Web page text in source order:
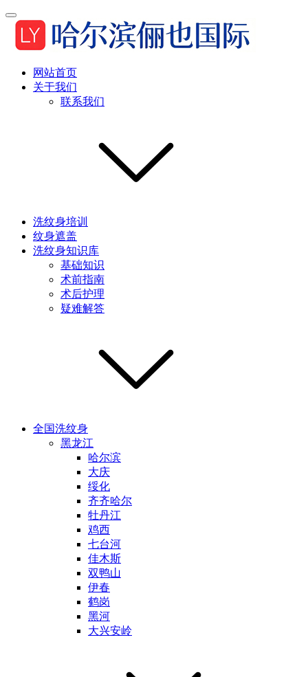
网站首页
关于我们
联系我们
洗纹身培训
纹身遮盖
洗纹身知识库
基础知识
术前指南
术后护理
疑难解答
全国洗纹身
黑龙江
哈尔滨
大庆
绥化
齐齐哈尔
牡丹江
鸡西
七台河
佳木斯
双鸭山
伊春
鹤岗
黑河
大兴安岭